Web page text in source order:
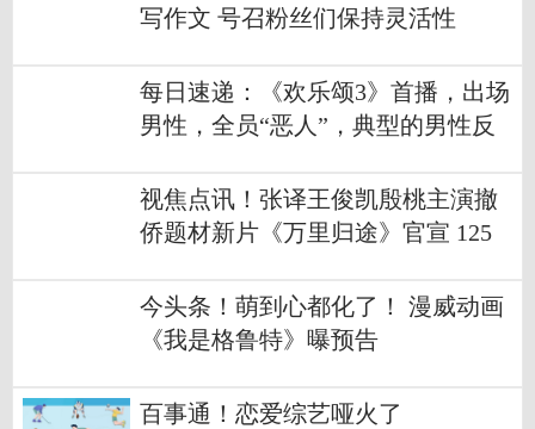
写作文 号召粉丝们保持灵活性
每日速递：《欢乐颂3》首播，出场
男性，全员“恶人”，典型的男性反
视焦点讯！张译王俊凯殷桃主演撤
侨题材新片《万里归途》官宣 125
今头条！萌到心都化了！ 漫威动画
《我是格鲁特》曝预告
百事通！恋爱综艺哑火了